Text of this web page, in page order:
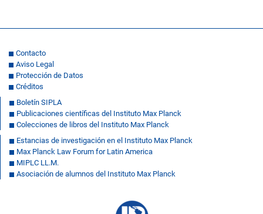
Contacto
Aviso Legal
Protección de Datos
Créditos
Boletín SIPLA
Publicaciones científicas del Instituto Max Planck
Colecciones de libros del Instituto Max Planck
Estancias de investigación en el Instituto Max Planck
Max Planck Law Forum for Latin America
MIPLC LL.M.
Asociación de alumnos del Instituto Max Planck